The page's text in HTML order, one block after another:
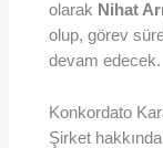
olarak Nihat Arı
olup, görev
devam edecek.
Konkordato
Şirket